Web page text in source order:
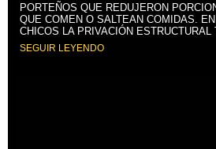
PORTEÑOS QUE REDUJERON
QUE COMEN O SALTEAN COMIDAS.
CHICOS LA PRIVACIÓN ESTRUCTURAL
SEGUIR LEYENDO